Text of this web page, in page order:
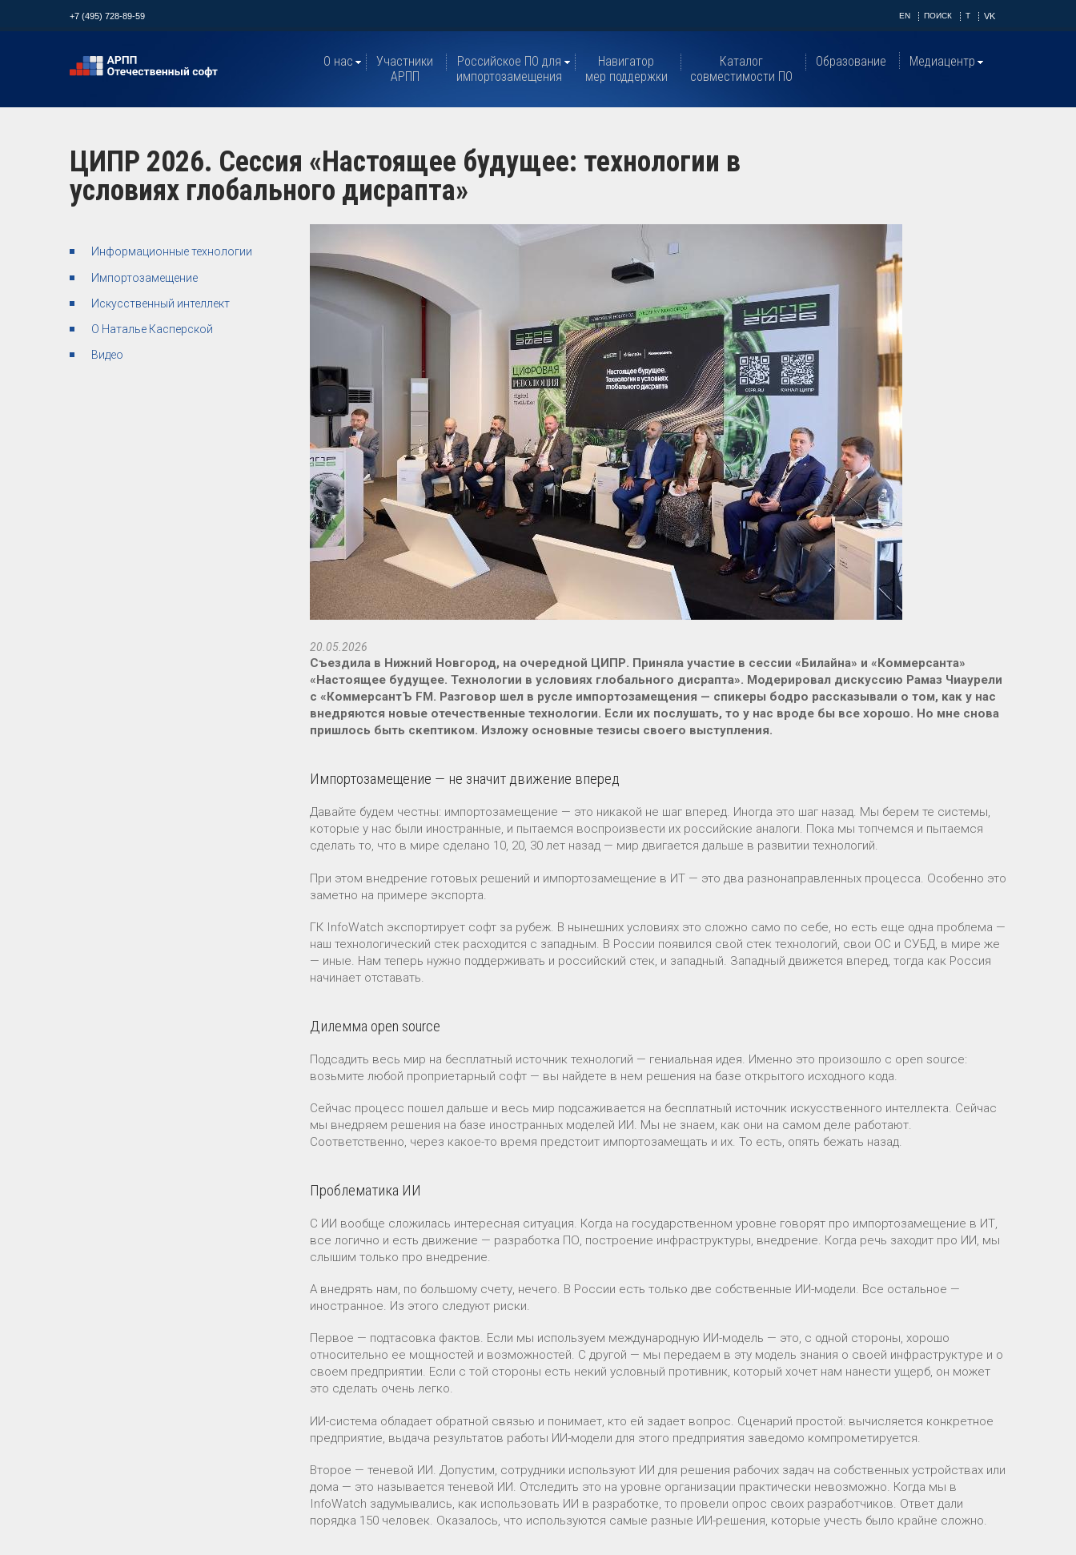
+7 (495) 728-89-59 EN ПОИСК T VK
О нас
Участники
АРПП
Российское ПО для
импортозамещения
Навигатор
мер поддержки
Каталог
совместимости ПО
Образование Медиацентр
ЦИПР 2026. Сессия «Настоящее будущее: технологии в
условиях глобального дисрапта»
Информационные технологии
Импортозамещение
Искусственный интеллект
О Наталье Касперской
Видео
20.05.2026
Съездила в Нижний Новгород, на очередной ЦИПР. Приняла участие в сессии «Билайна» и «Коммерсанта»
«Настоящее будущее. Технологии в условиях глобального дисрапта». Модерировал дискуссию Рамаз Чиаурели
с «КоммерсантЪ FM. Разговор шел в русле импортозамещения — спикеры бодро рассказывали о том, как у нас
внедряются новые отечественные технологии. Если их послушать, то у нас вроде бы все хорошо. Но мне снова
пришлось быть скептиком. Изложу основные тезисы своего выступления.
Импортозамещение — не значит движение вперед
Давайте будем честны: импортозамещение — это никакой не шаг вперед. Иногда это шаг назад. Мы берем те системы,
которые у нас были иностранные, и пытаемся воспроизвести их российские аналоги. Пока мы топчемся и пытаемся
сделать то, что в мире сделано 10, 20, 30 лет назад — мир двигается дальше в развитии технологий.
При этом внедрение готовых решений и импортозамещение в ИТ — это два разнонаправленных процесса. Особенно это
заметно на примере экспорта.
ГК InfoWatch экспортирует софт за рубеж. В нынешних условиях это сложно само по себе, но есть еще одна проблема —
наш технологический стек расходится с западным. В России появился свой стек технологий, свои ОС и СУБД, в мире же
— иные. Нам теперь нужно поддерживать и российский стек, и западный. Западный движется вперед, тогда как Россия
начинает отставать.
Дилемма open source
Подсадить весь мир на бесплатный источник технологий — гениальная идея. Именно это произошло с open source:
возьмите любой проприетарный софт — вы найдете в нем решения на базе открытого исходного кода.
Сейчас процесс пошел дальше и весь мир подсаживается на бесплатный источник искусственного интеллекта. Сейчас
мы внедряем решения на базе иностранных моделей ИИ. Мы не знаем, как они на самом деле работают.
Соответственно, через какое-то время предстоит импортозамещать и их. То есть, опять бежать назад.
Проблематика ИИ
С ИИ вообще сложилась интересная ситуация. Когда на государственном уровне говорят про импортозамещение в ИТ,
все логично и есть движение — разработка ПО, построение инфраструктуры, внедрение. Когда речь заходит про ИИ, мы
слышим только про внедрение.
А внедрять нам, по большому счету, нечего. В России есть только две собственные ИИ-модели. Все остальное —
иностранное. Из этого следуют риски.
Первое — подтасовка фактов. Если мы используем международную ИИ-модель — это, с одной стороны, хорошо
относительно ее мощностей и возможностей. С другой — мы передаем в эту модель знания о своей инфраструктуре и о
своем предприятии. Если с той стороны есть некий условный противник, который хочет нам нанести ущерб, он может
это сделать очень легко.
ИИ-система обладает обратной связью и понимает, кто ей задает вопрос. Сценарий простой: вычисляется конкретное
предприятие, выдача результатов работы ИИ-модели для этого предприятия заведомо компрометируется.
Второе — теневой ИИ. Допустим, сотрудники используют ИИ для решения рабочих задач на собственных устройствах или
дома — это называется теневой ИИ. Отследить это на уровне организации практически невозможно. Когда мы в
InfoWatch задумывались, как использовать ИИ в разработке, то провели опрос своих разработчиков. Ответ дали
порядка 150 человек. Оказалось, что используются самые разные ИИ-решения, которые учесть было крайне сложно.